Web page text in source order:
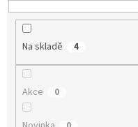
u
Na skladě 4
Akce 0